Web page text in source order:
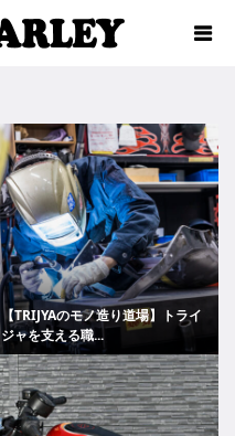
【TRIJYAのモノ造り道場】トライ
ジャを支える職...